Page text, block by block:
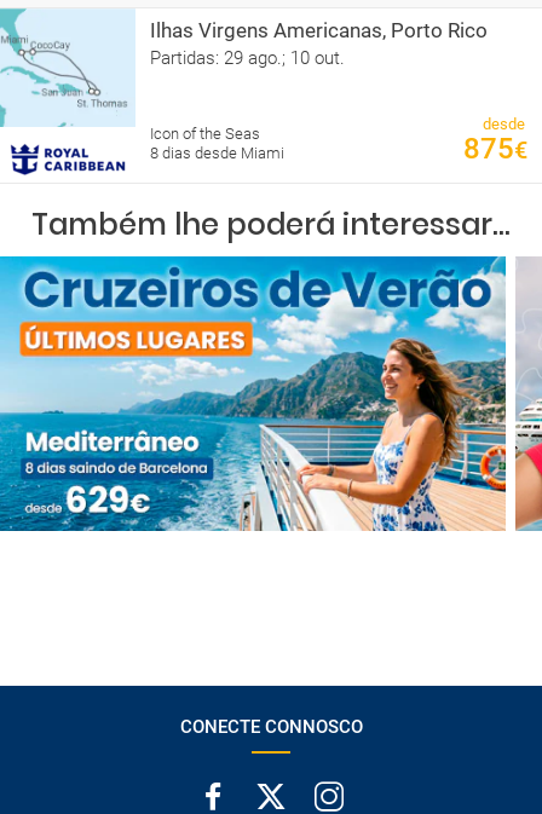
Ilhas Virgens Americanas, Porto Rico
Partidas: 29 ago.; 10 out.
Icon of the Seas
8 dias desde Miami
desde
875€
Também lhe poderá interessar...
CONECTE CONNOSCO